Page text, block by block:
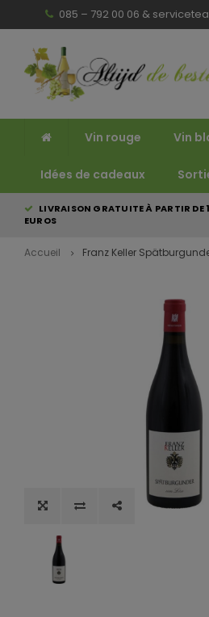
085 – 792 00 06 &
Vin rouge Vin
Idées de cadeaux
LIVRAISON GRATUITE À PARTIR DE
EUROS
Accueil Franz Keller